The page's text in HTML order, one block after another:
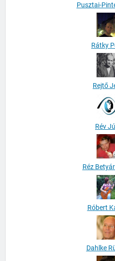
Pusztai-
Rátky
Rejtő
Rév
Réz
Róbert
Dahlke